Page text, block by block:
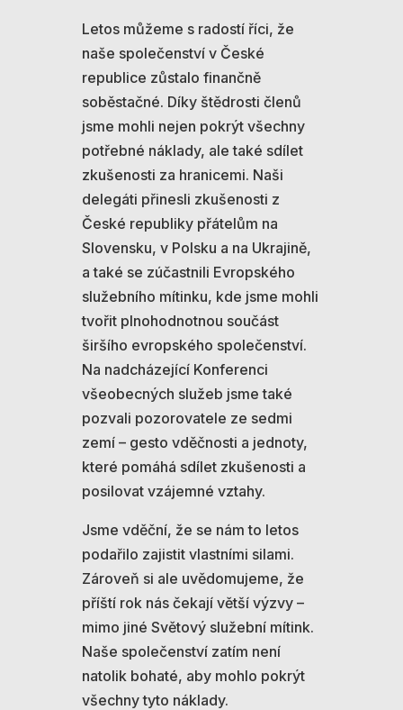
Letos můžeme s radostí říci, že
naše společenství v České
republice zůstalo finančně
soběstačné. Díky štědrosti členů
jsme mohli nejen pokrýt všechny
potřebné náklady, ale také sdílet
zkušenosti za hranicemi. Naši
delegáti přinesli zkušenosti z
České republiky přátelům na
Slovensku, v Polsku a na Ukrajině,
a také se zúčastnili Evropského
služebního mítinku, kde jsme mohli
tvořit plnohodnotnou součást
širšího evropského společenství.
Na nadcházející Konferenci
všeobecných služeb jsme také
pozvali pozorovatele ze sedmi
zemí – gesto vděčnosti a jednoty,
které pomáhá sdílet zkušenosti a
posilovat vzájemné vztahy.
Jsme vděční, že se nám to letos
podařilo zajistit vlastními silami.
Zároveň si ale uvědomujeme, že
příští rok nás čekají větší výzvy –
mimo jiné Světový služební mítink.
Naše společenství zatím není
natolik bohaté, aby mohlo pokrýt
všechny tyto náklady.